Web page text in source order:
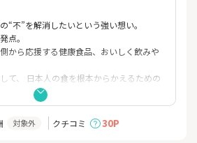
“不”を解消したいという強い想い。
点。
から応援する健康食品、おいしく飲みや
て、 日本人の食を根本からかえるための
を追求した肌着など、
は、ファンケル商品のショッピングが可
対象外 クチコミ 30P